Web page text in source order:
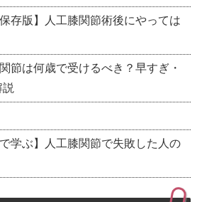
存版】人工膝関節術後にやっては
節は何歳で受けるべき？早すぎ・
学ぶ】人工膝関節で失敗した人の